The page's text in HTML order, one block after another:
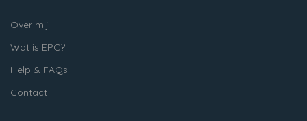
Over mij
Wat is EPC?
Help & FAQs
Contact